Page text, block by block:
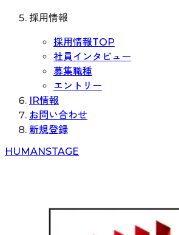
採用情報
採用情報TOP
社員インタビュー
募集職種
エントリー
IR情報
お問い合わせ
新規登録
HUMANSTAGE